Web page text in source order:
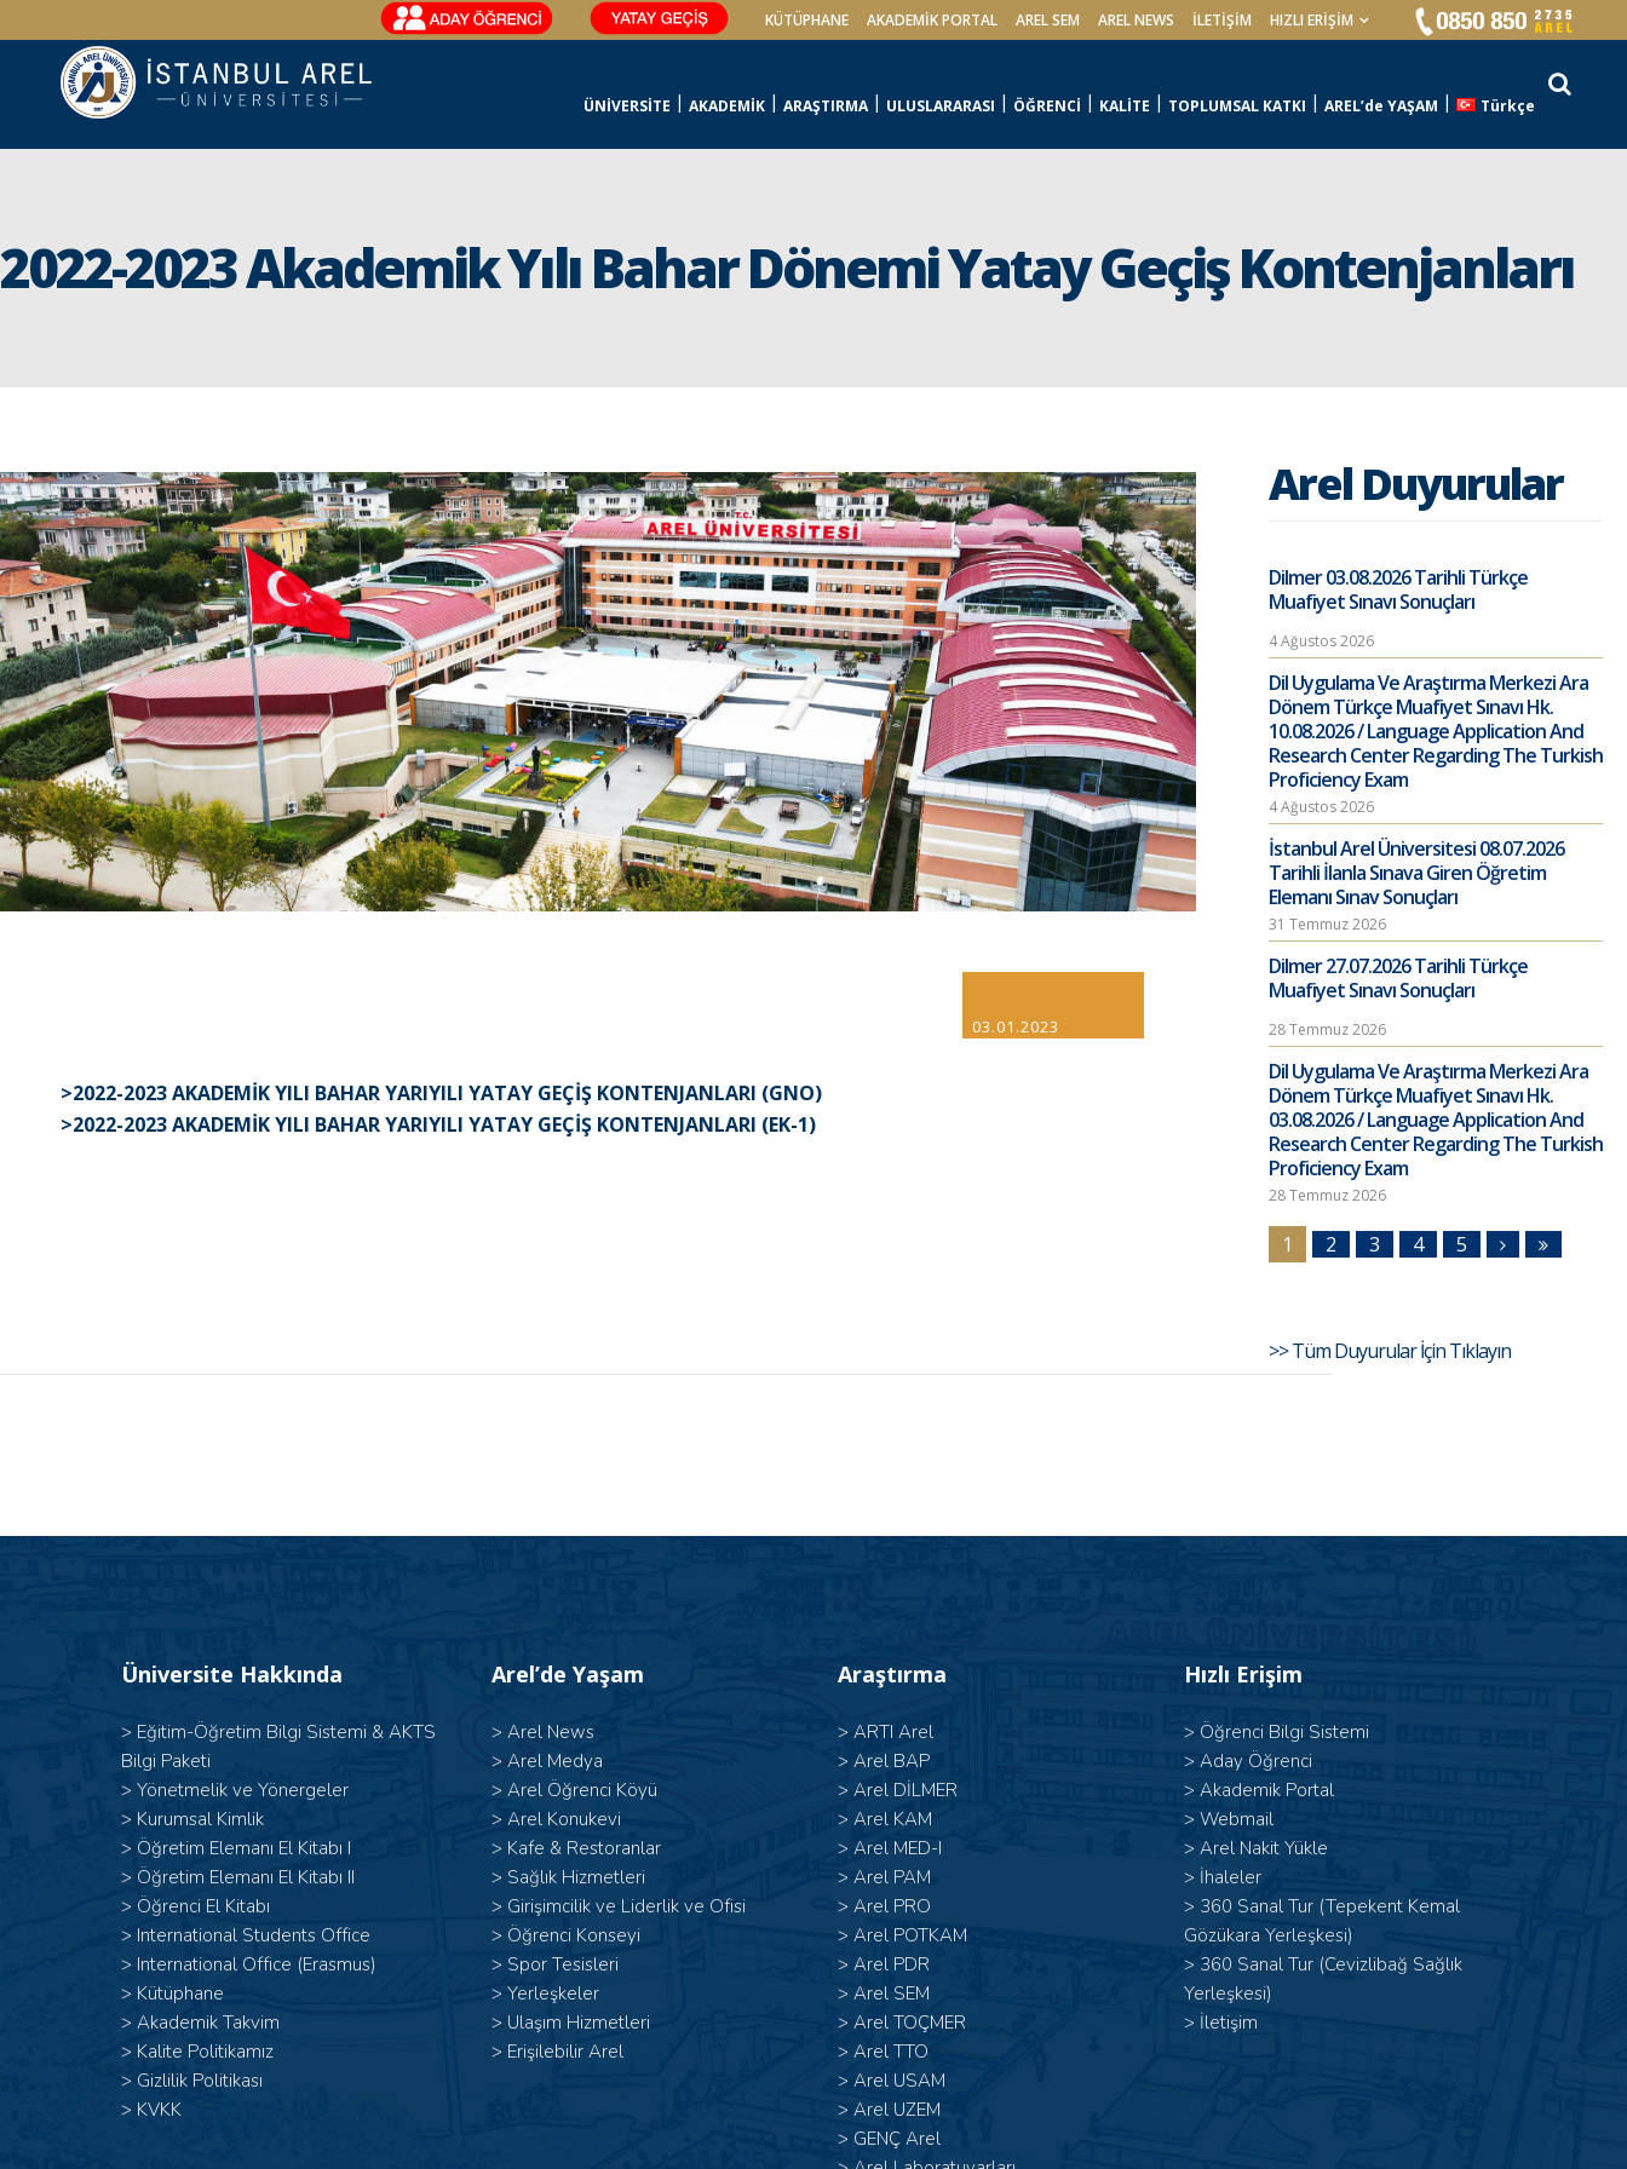
KÜTÜPHANE AKADEMİK PORTAL AREL SEM AREL NEWS İLETIŞIM HIZLI ERİŞİM
ÜNİVERSİTE AKADEMİK ARAŞTIRMA ULUSLARARASI ÖĞRENCİ KALİTE TOPLUMSAL KATKI AREL’de YAŞAM Türkçe
2022-2023 Akademik Yılı Bahar Dönemi Yatay Geçiş Kontenjanları
03.01.2023
>2022-2023 AKADEMİK YILI BAHAR YARIYILI YATAY GEÇİŞ KONTENJANLARI (GNO)
>2022-2023 AKADEMİK YILI BAHAR YARIYILI YATAY GEÇİŞ KONTENJANLARI (EK-1)
Arel Duyurular
Dilmer 03.08.2026 Tarihli Türkçe
Muafiyet Sınavı Sonuçları
4 Ağustos 2026
Dil Uygulama Ve Araştırma Merkezi Ara
Dönem Türkçe Muafiyet Sınavı Hk.
10.08.2026 / Language Application And
Research Center Regarding The Turkish
Proficiency Exam
4 Ağustos 2026
İstanbul Arel Üniversitesi 08.07.2026
Tarihli İlanla Sınava Giren Öğretim
Elemanı Sınav Sonuçları
31 Temmuz 2026
Dilmer 27.07.2026 Tarihli Türkçe
Muafiyet Sınavı Sonuçları
28 Temmuz 2026
Dil Uygulama Ve Araştırma Merkezi Ara
Dönem Türkçe Muafiyet Sınavı Hk.
03.08.2026 / Language Application And
Research Center Regarding The Turkish
Proficiency Exam
28 Temmuz 2026
1 2 3 4 5
>> Tüm Duyurular İçin Tıklayın
Üniversite Hakkında
> Eğitim-Öğretim Bilgi Sistemi & AKTS
Bilgi Paketi
> Yönetmelik ve Yönergeler
> Kurumsal Kimlik
> Öğretim Elemanı El Kitabı I
> Öğretim Elemanı El Kitabı II
> Öğrenci El Kitabı
> International Students Office
> International Office (Erasmus)
> Kütüphane
> Akademik Takvim
> Kalite Politikamız
> Gizlilik Politikası
> KVKK
Arel’de Yaşam
> Arel News
> Arel Medya
> Arel Öğrenci Köyü
> Arel Konukevi
> Kafe & Restoranlar
> Sağlık Hizmetleri
> Girişimcilik ve Liderlik ve Ofisi
> Öğrenci Konseyi
> Spor Tesisleri
> Yerleşkeler
> Ulaşım Hizmetleri
> Erişilebilir Arel
Araştırma
> ARTI Arel
> Arel BAP
> Arel DİLMER
> Arel KAM
> Arel MED-I
> Arel PAM
> Arel PRO
> Arel POTKAM
> Arel PDR
> Arel SEM
> Arel TOÇMER
> Arel TTO
> Arel USAM
> Arel UZEM
> GENÇ Arel
Hızlı Erişim
> Öğrenci Bilgi Sistemi
> Aday Öğrenci
> Akademik Portal
> Webmail
> Arel Nakit Yükle
> İhaleler
> 360 Sanal Tur (Tepekent Kemal
Gözükara Yerleşkesi)
> 360 Sanal Tur (Cevizlibağ Sağlık
Yerleşkesi)
> İletişim